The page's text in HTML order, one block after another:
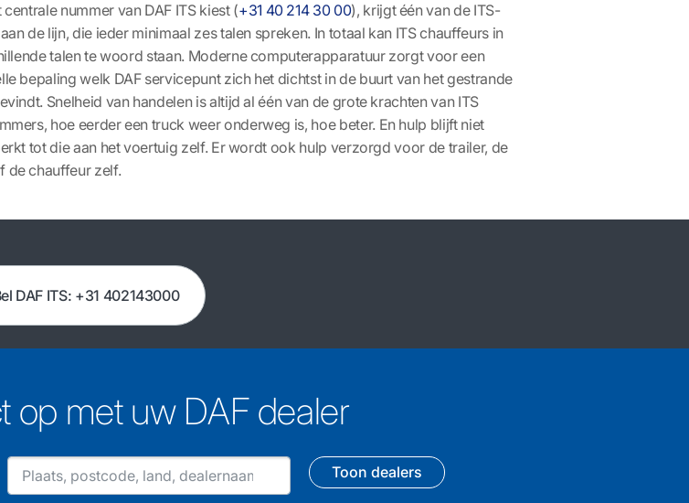
centrale nummer van DAF ITS kiest (+31 40 214 30 00), krijgt één van de ITS-
de lijn, die ieder minimaal zes talen spreken. In totaal kan ITS chauffeurs in
talen te woord staan. Moderne computerapparatuur zorgt voor een
bepaling welk DAF servicepunt zich het dichtst in de buurt van het gestrande
Snelheid van handelen is altijd al één van de grote krachten van ITS
hoe eerder een truck weer onderweg is, hoe beter. En hulp blijft niet
tot die aan het voertuig zelf. Er wordt ook hulp verzorgd voor de trailer, de
de chauffeur zelf.
DAF ITS: +31 402143000
op met uw DAF dealer
Toon dealers